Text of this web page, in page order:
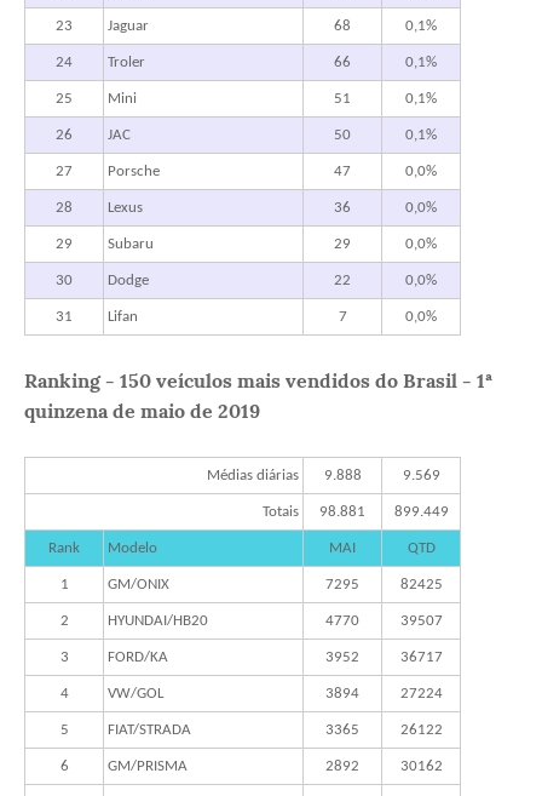
23 Jaguar 68 0,1%
24 Troler 66 0,1%
25 Mini 51 0,1%
26 JAC 50 0,1%
27 Porsche 47 0,0%
28 Lexus 36 0,0%
29 Subaru 29 0,0%
30 Dodge 22 0,0%
31 Lifan 7 0,0%
Ranking - 150 veículos mais vendidos do Brasil - 1ª
quinzena de maio de 2019
Médias diárias 9.888 9.569
Totais 98.881 899.449
Rank Modelo MAI QTD
1 GM/ONIX 7295 82425
2 HYUNDAI/HB20 4770 39507
3 FORD/KA 3952 36717
4 VW/GOL 3894 27224
5 FIAT/STRADA 3365 26122
6 GM/PRISMA 2892 30162